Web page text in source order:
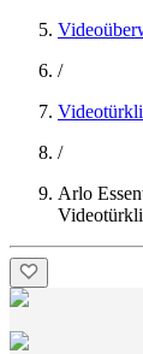
/
/
Arlo